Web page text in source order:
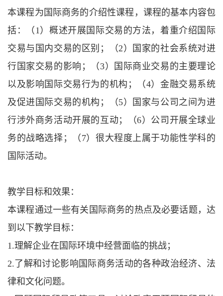
本课程为国际商务的介绍性课程，课程的基本内容包
括：（ 1）概述开展国际交易的方法，着重介绍国际
交易与国内交易的区别；（2）国家的社会系统对进
行国家交易的影响；（3）国际商业交易的主要理论
以及影响国际交易行为的机构；（4）金融交易系统
及促进国际交易的机构；（5）国家与公司之间为进
行涉外商务活动开展的互动；（6）公司开展全球业
务的战略选择；（7）很大程度上属于功能性学科的
国际活动。
教学目标和效果：
本课程通过一些有关国际商务的热点及必要话题，达
到以下教学目标：
1.理解企业在国际环境中经营面临的挑战；
2. 了解和讨论影响国际商务活动的各种政治经济、法
律和文化问题。